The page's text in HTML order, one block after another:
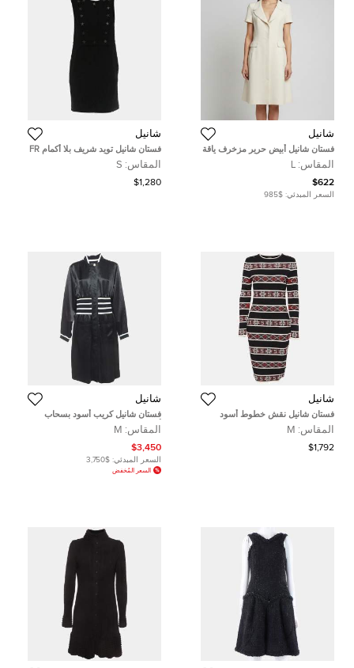
شانيل
فستان شانيل أبيض حرير مزخرف ياقة
طية صدر متوسطة المقاس - لارج
المقاس: L
$622
السعر المبدئي: $985
شانيل
فستان شانيل تويد شريف بلا أكمام FR
36
المقاس: S
$1,280
شانيل
فستان شانيل نقش خطوط أسود
تريكو ضيق الجسم وسط
المقاس: M
$1,792
شانيل
فستان شانيل كريب أسود بسحاب
أمامي متوسط الطول مقاس متوسط
(ميديوم)
المقاس: M
$3,450
السعر المبدئي: $3,750
السعر المُخفض